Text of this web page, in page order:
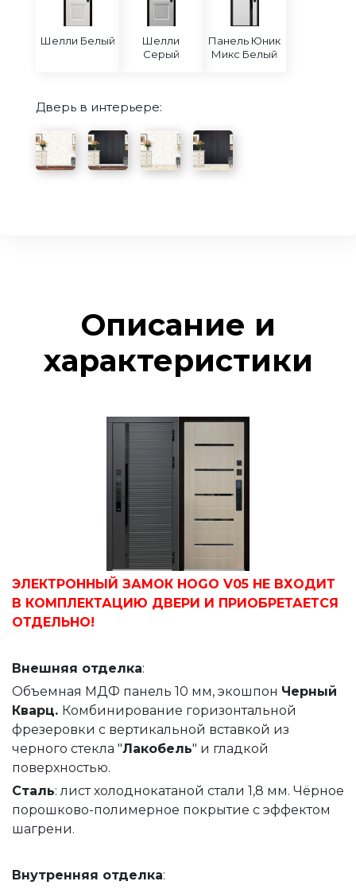
Шелли Белый
Шелли
Серый
Панель Юник
Микс Белый
Дверь в интерьере:
Описание и
характеристики
ЭЛЕКТРОННЫЙ ЗАМОК HOGO V05 НЕ ВХОДИТ
В КОМПЛЕКТАЦИЮ ДВЕРИ И ПРИОБРЕТАЕТСЯ
ОТДЕЛЬНО!
Внешняя отделка:
Объемная МДФ панель 10 мм, экошпон Черный
Кварц. Комбинирование горизонтальной
фрезеровки с вертикальной вставкой из
черного стекла "Лакобель" и гладкой
поверхностью.
Сталь: лист холоднокатаной стали 1,8 мм. Чёрное
порошково-полимерное покрытие с эффектом
шагрени.
Внутренняя отделка: